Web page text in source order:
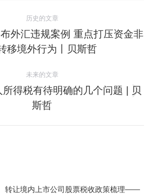
历史的文章
外汇违规案例 重点打压资金非
移境外行为丨贝斯哲
未来的文章
得税有待明确的几个问题 | 贝
斯哲
转让境内上市公司股票税收政策梳理——